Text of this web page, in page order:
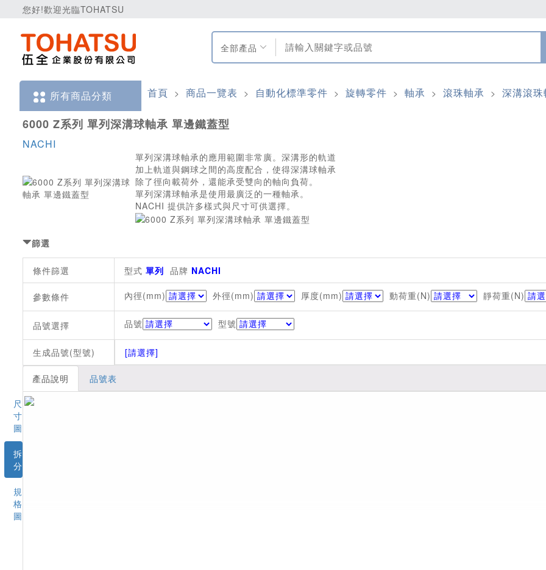
您好!歡迎光臨TOHATSU
全部產品
所有商品分類 首頁 > 商品一覽表 > 自動化標準零件 > 旋轉零件 > 軸承 > 滾珠軸承 > 深溝滾
6000 Z系列 單列深溝球軸承 單邊鐵蓋型
NACHI
單列深溝球軸承的應用範圍非常廣。深溝形的軌道
加上軌道與鋼球之間的高度配合，使得深溝球軸承
除了徑向載荷外，還能承受雙向的軸向負荷。
單列深溝球軸承是使用最廣泛的一種軸承。
NACHI 提供許多樣式與尺寸可供選擇。
篩選
條件篩選 型式 單列 品牌 NACHI
參數條件 內徑(mm) 外徑(mm) 厚度(mm) 動荷重(N) 靜荷重(N)
品號選擇 品號 型號
生成品號(型號) [請選擇]
產品說明 品號表
尺
寸
圖
拆
分
規
格
圖